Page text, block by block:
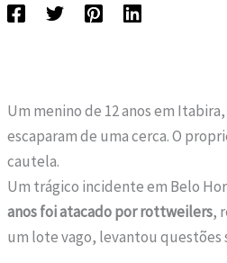
Um menino de 12 anos em
escaparam de uma cerca. O
cautela.
Um trágico incidente em Belo
anos foi atacado por rottweilers,
um lote vago, levantou questões